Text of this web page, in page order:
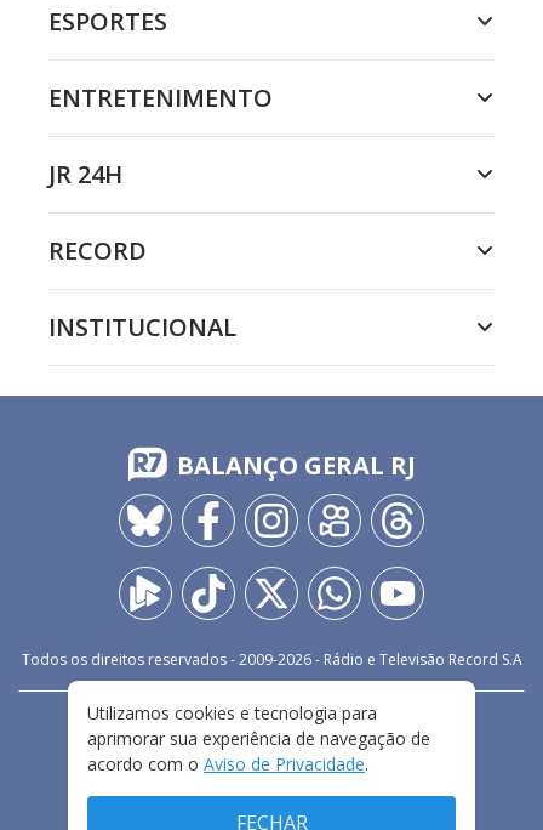
ESPORTES
ENTRETENIMENTO
JR 24H
RECORD
INSTITUCIONAL
BALANÇO GERAL RJ
Todos os direitos reservados - 2009-2026- Rádio e Televisão Record S.A
FALE CONOSCO
PRIVACIDADE
TERMOS E CONDIÇÕES DE USO
Utilizamos cookies e tecnologia para
aprimorar sua experiência de navegação de
acordo com o Aviso de Privacidade.
FECHAR